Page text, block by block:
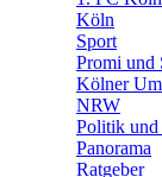
Köln
Sport
Promi und
Kölner
NRW
Politik und
Panorama
Ratgeber